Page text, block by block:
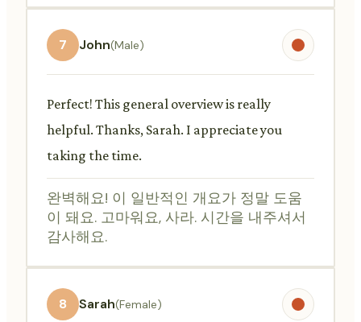
7 John(Male)
Perfect! This general overview is really
helpful. Thanks, Sarah. I appreciate you
taking the time.
완벽해요! 이 일반적인 개요가 정말 도움
이 돼요. 고마워요, 사라. 시간을 내주셔서
감사해요.
8 Sarah(Female)